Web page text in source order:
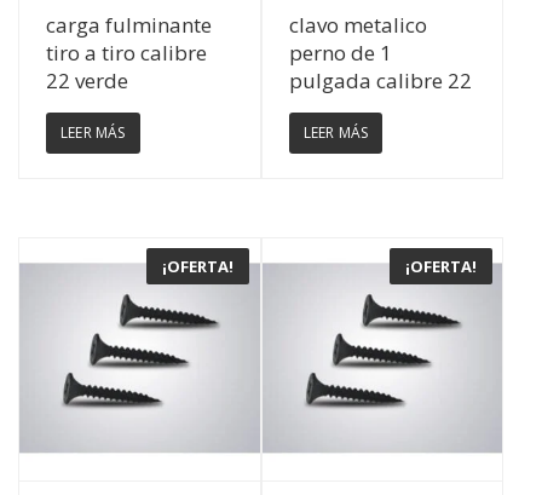
Ver Detalles
carga fulminante
tiro a tiro calibre
22 verde
LEER MÁS
Ver Detalles
clavo metalico
perno de 1
pulgada calibre 22
LEER MÁS
¡OFERTA! ¡OFERTA!